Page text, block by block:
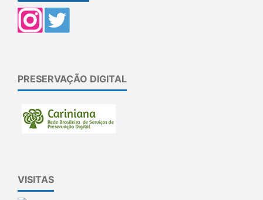
PRESERVAÇÃO DIGITAL
VISITAS